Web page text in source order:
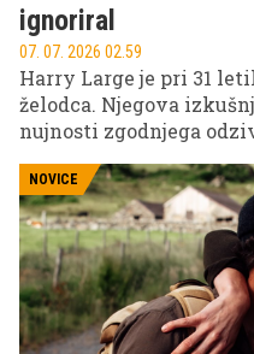
ignoriral
07. 07. 2026 02.59
Harry Large je pri 31
želodca. Njegova
nujnosti zgodnjega
težave s
marsikatero življenje.
NOVICE